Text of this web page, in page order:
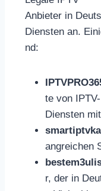
Anbieter in
Diensten an.
nd:
te von IPTV-
Diensten
angreichen
r, der in